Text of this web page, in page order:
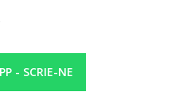
- SCRIE-NE